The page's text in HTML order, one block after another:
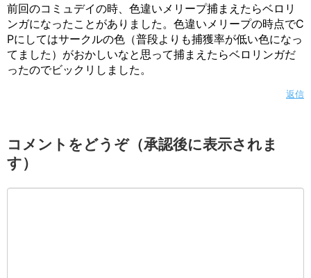
前回のコミュデイの時、色違いメリープ捕まえたらベロリ
ンガになったことがありました。色違いメリープの時点でC
Pにしてはサークルの色（普段よりも捕獲率が低い色になっ
てました）がおかしいなと思って捕まえたらベロリンガだ
ったのでビックリしました。
返信
コメントをどうぞ（承認後に表示されま
す）